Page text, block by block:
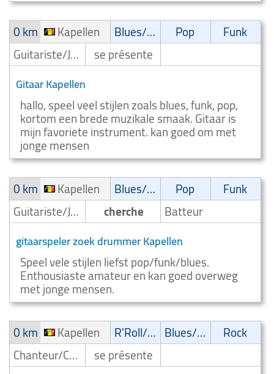
0 km
Kapellen Blues/Swing Pop
Funk
Guitariste/Joueur de guitare
se présente
Gitaar Kapellen
hallo, speel veel stijlen zoals blues, funk, pop,
kortom een brede muzikale smaak. Gitaar is
mijn favoriete instrument. kan goed om met
jonge mensen
0 km
Kapellen Blues/Swing Pop
Funk
Guitariste/Joueur de guitare
cherche Batteur
gitaarspeler zoek drummer Kapellen
Speel vele stijlen liefst pop/funk/blues.
Enthousiaste amateur en kan goed overweg
met jonge mensen.
0 km
Kapellen R'Roll/Rockabilly Blues/Swing
Rock
Chanteur/Chanteuse
se présente